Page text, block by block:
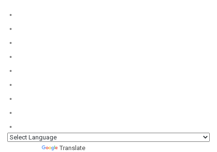
Translate